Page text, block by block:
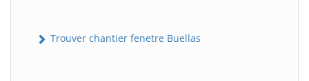
Trouver chantier fenetre Buellas